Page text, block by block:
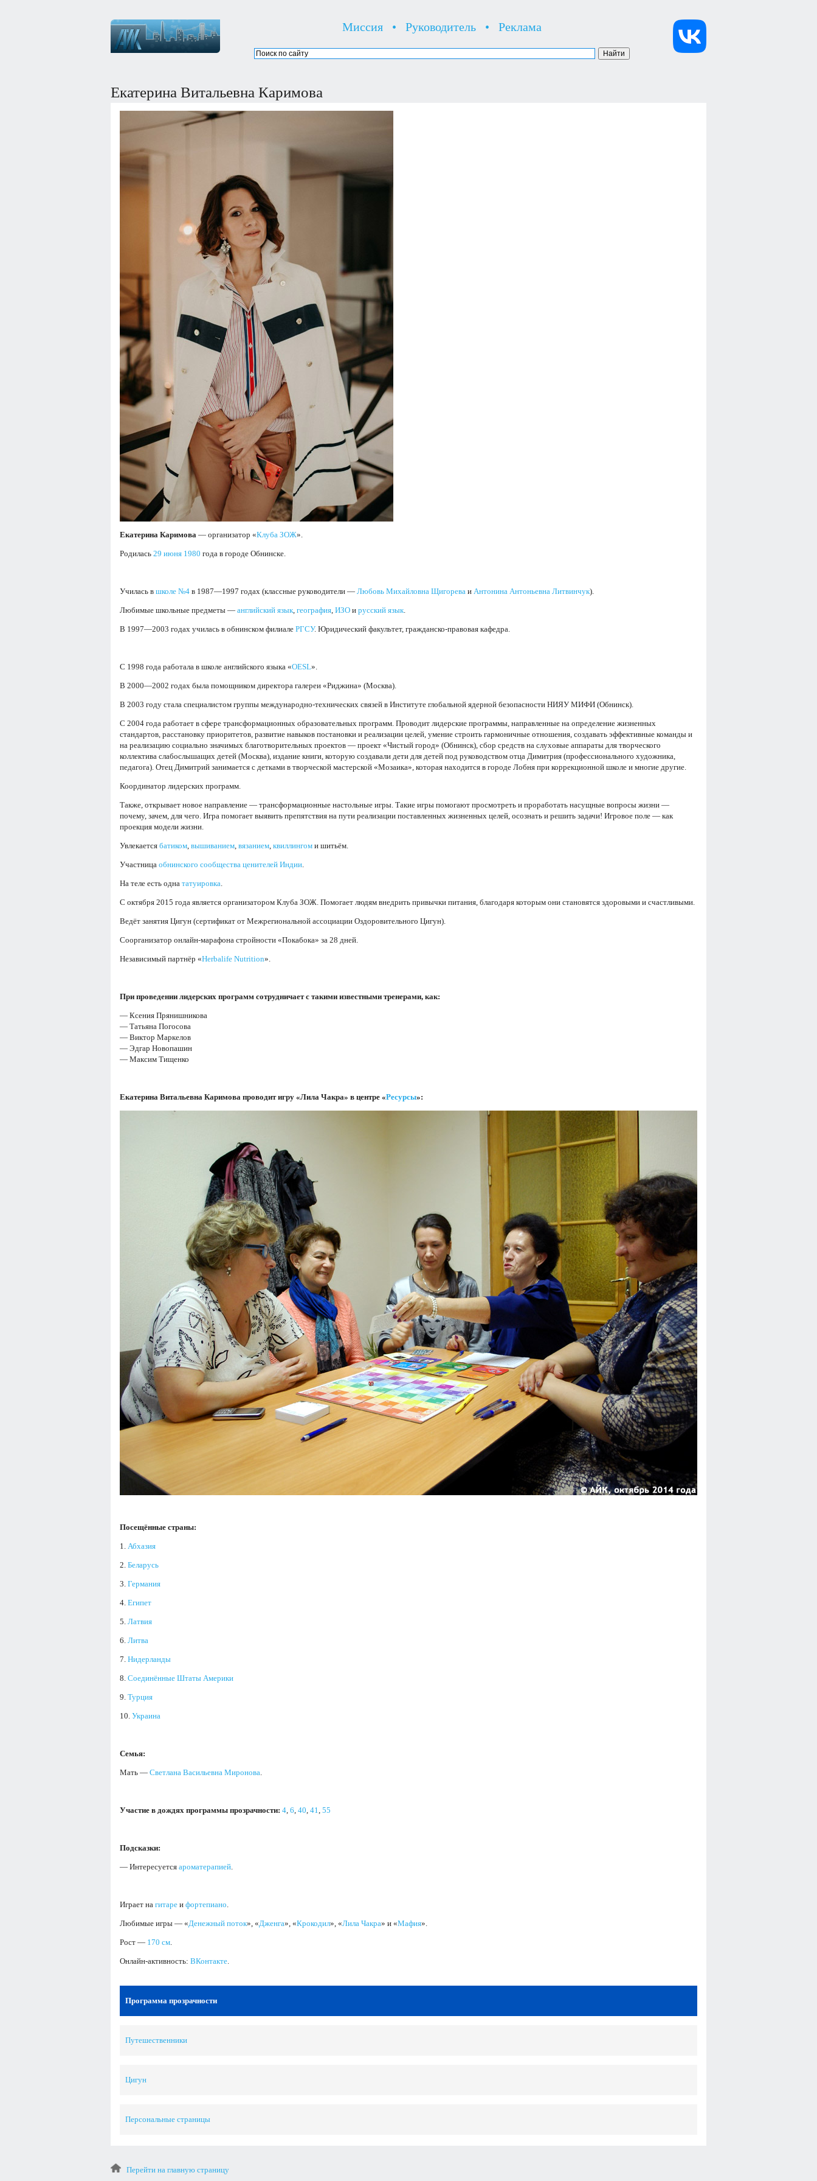
Миссия • Руководитель • Реклама
Екатерина Витальевна Каримова
Екатерина Каримова — организатор «Клуба ЗОЖ».
Родилась 29 июня 1980 года в городе Обнинске.
Училась в школе №4 в 1987—1997 годах (классные руководители — Любовь Михайловна Щигорева и Антонина Антоньевна Литвинчук).
Любимые школьные предметы — английский язык, география, ИЗО и русский язык.
В 1997—2003 годах училась в обнинском филиале РГСУ. Юридический факультет, гражданско-правовая кафедра.
С 1998 года работала в школе английского языка «OESL».
В 2000—2002 годах была помощником директора галереи «Риджина» (Москва).
В 2003 году стала специалистом группы международно-технических связей в Институте глобальной ядерной безопасности НИЯУ МИФИ (Обнинск).
С 2004 года работает в сфере трансформационных образовательных программ. Проводит лидерские программы, направленные на определение жизненных
стандартов, расстановку приоритетов, развитие навыков постановки и реализации целей, умение строить гармоничные отношения, создавать эффективные команды и
на реализацию социально значимых благотворительных проектов — проект «Чистый город» (Обнинск), сбор средств на слуховые аппараты для творческого
коллектива слабослышащих детей (Москва), издание книги, которую создавали дети для детей под руководством отца Димитрия (профессионального художника,
педагога). Отец Димитрий занимается с детками в творческой мастерской «Мозаика», которая находится в городе Лобня при коррекционной школе и многие другие.
Координатор лидерских программ.
Также, открывает новое направление — трансформационные настольные игры. Такие игры помогают просмотреть и проработать насущные вопросы жизни —
почему, зачем, для чего. Игра помогает выявить препятствия на пути реализации поставленных жизненных целей, осознать и решить задачи! Игровое поле — как
проекция модели жизни.
Увлекается батиком, вышиванием, вязанием, квиллингом и шитьём.
Участница обнинского сообщества ценителей Индии.
На теле есть одна татуировка.
С октября 2015 года является организатором Клуба ЗОЖ. Помогает людям внедрить привычки питания, благодаря которым они становятся здоровыми и счастливыми.
Ведёт занятия Цигун (сертификат от Межрегиональной ассоциации Оздоровительного Цигун).
Соорганизатор онлайн-марафона стройности «Покабока» за 28 дней.
Независимый партнёр «Herbalife Nutrition».
При проведении лидерских программ сотрудничает с такими известными тренерами, как:
— Ксения Прянишникова
— Татьяна Погосова
— Виктор Маркелов
— Эдгар Новопашин
— Максим Тищенко
Екатерина Витальевна Каримова проводит игру «Лила Чакра» в центре «Ресурсы»:
Посещённые страны:
1. Абхазия
2. Беларусь
3. Германия
4. Египет
5. Латвия
6. Литва
7. Нидерланды
8. Соединённые Штаты Америки
9. Турция
10. Украина
Семья:
Мать — Светлана Васильевна Миронова.
Участие в дождях программы прозрачности: 4, 6, 40, 41, 55
Подсказки:
— Интересуется ароматерапией.
Играет на гитаре и фортепиано.
Любимые игры — «Денежный поток», «Дженга», «Крокодил», «Лила Чакра» и «Мафия».
Рост — 170 см.
Онлайн-активность: ВКонтакте.
Программа прозрачности
Путешественники
Цигун
Персональные страницы
Перейти на главную страницу